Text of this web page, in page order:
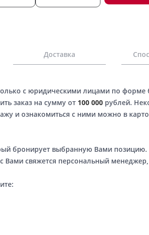
Доставка
с юридическими лицами по форме
заказ на сумму от 100 000рублей.
и ознакомиться с ними можно в
бронирует выбранную Вами
Вами свяжется персональный менеджер,